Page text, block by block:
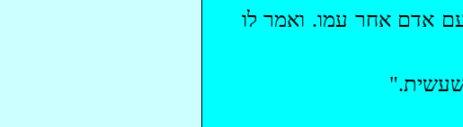
עם אדם אחר עמו. ואמר לו
שעשית."